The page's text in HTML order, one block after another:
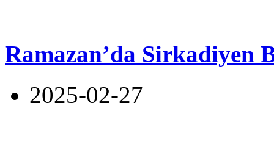
Ramazan’da Sirkadiyen
2025-02-27